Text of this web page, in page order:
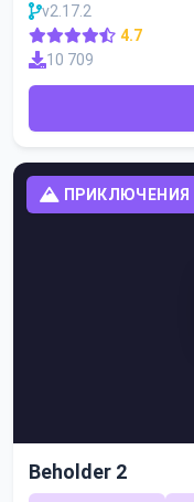
v2.17.2
4.7
10 709
ПРИКЛЮЧЕНИЯ
Beholder 2